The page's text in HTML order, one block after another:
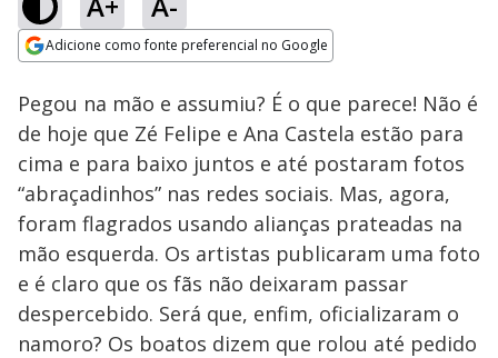
Adicione como fonte preferencial no Google
Ativar
Loaded:
44.18%
Pegou na mão e assumiu? É o que parece! Não é
de hoje que Zé Felipe e Ana Castela estão para
cima e para baixo juntos e até postaram fotos
“abraçadinhos” nas redes sociais. Mas, agora,
foram flagrados usando alianças prateadas na
mão esquerda. Os artistas publicaram uma foto
e é claro que os fãs não deixaram passar
despercebido. Será que, enfim, oficializaram o
namoro? Os boatos dizem que rolou até pedido